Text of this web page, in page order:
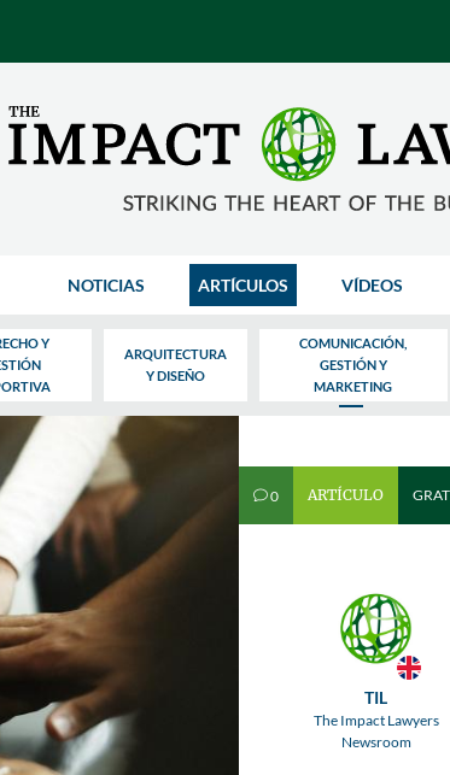
NOTICIAS ARTÍCULOS VÍDEOS
Y
ARQUITECTURA
Y DISEÑO
COMUNICACIÓN,
GESTIÓN Y
MARKETING
v0 ARTÍCULO
TIL
The Impact Lawyers
Newsroom